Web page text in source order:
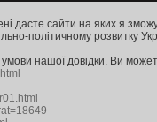
дасте сайти на яких я
політичному розвитку
нашої довідки. Ви